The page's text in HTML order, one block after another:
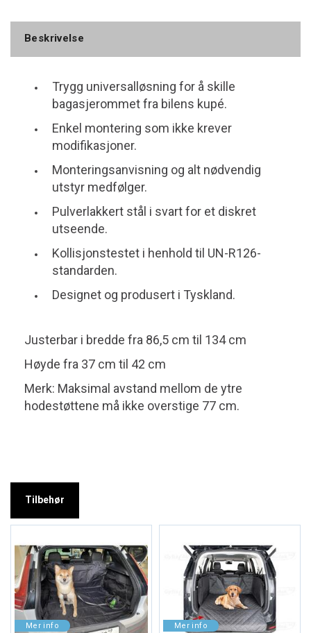
Beskrivelse
Trygg universalløsning for å skille
bagasjerommet fra bilens kupé.
Enkel montering som ikke krever
modifikasjoner.
Monteringsanvisning og alt nødvendig
utstyr medfølger.
Pulverlakkert stål i svart for et diskret
utseende.
Kollisjonstestet i henhold til UN-R126-
standarden.
Designet og produsert i Tyskland.
Justerbar i bredde fra 86,5 cm til 134 cm
Høyde fra 37 cm til 42 cm
Merk: Maksimal avstand mellom de ytre
hodestøttene må ikke overstige 77 cm.
Tilbehør